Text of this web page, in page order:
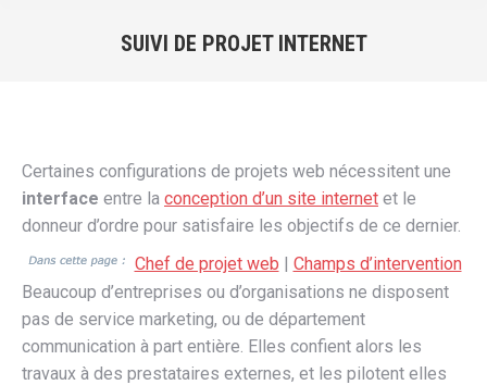
SUIVI DE PROJET INTERNET
Certaines configurations de projets web nécessitent une
interface entre la conception d’un site internet et le
donneur d’ordre pour satisfaire les objectifs de ce dernier.
Chef de projet web | Champs d’intervention
Beaucoup d’entreprises ou d’organisations ne disposent
pas de service marketing, ou de département
communication à part entière. Elles confient alors les
travaux à des prestataires externes, et les pilotent elles